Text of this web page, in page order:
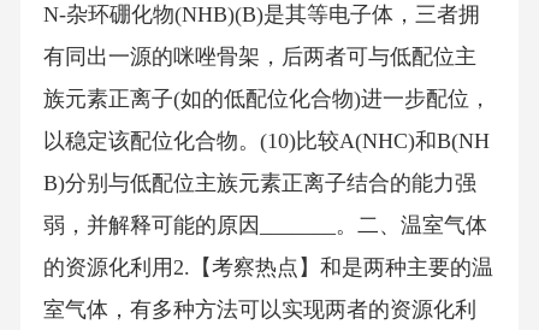
N-杂环硼化物(NHB)(B)是其等电子体，三者拥
有同出一源的咪唑骨架，后两者可与低配位主
族元素正离子(如的低配位化合物)进一步配位，
以稳定该配位化合物。(10)比较A(NHC)和B(NH
B)分别与低配位主族元素正离子结合的能力强
弱，并解释可能的原因_______。二、温室气体
的资源化利用2.【考察热点】和是两种主要的温
室气体，有多种方法可以实现两者的资源化利